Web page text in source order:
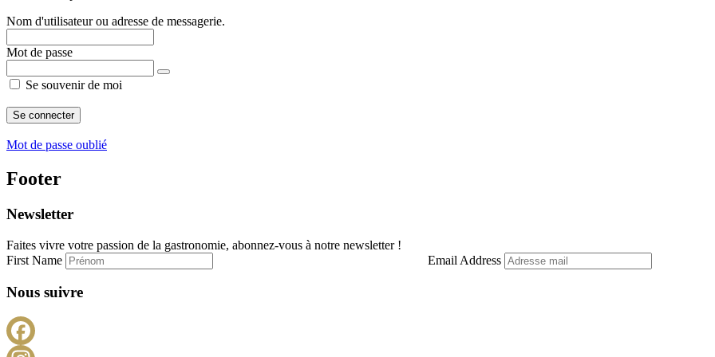
Nom d'utilisateur ou adresse de messagerie.
Mot de passe
Se souvenir de moi
Mot de passe oublié
Footer
Newsletter
Faites vivre votre passion de la gastronomie, abonnez-vous à notre newsletter !
First Name
Email Address
Nous suivre